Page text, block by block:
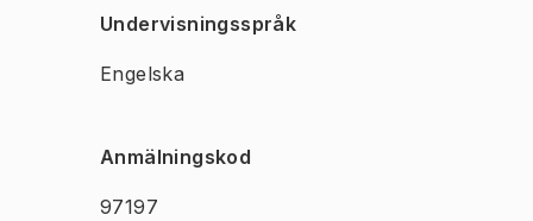
Undervisningsspråk
Engelska
Anmälningskod
97197